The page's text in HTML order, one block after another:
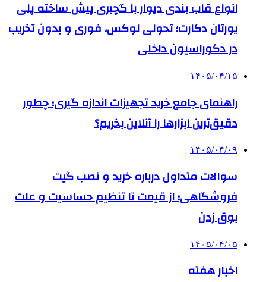
انواع قاب بندی دیوار با گچبری پیش ساخته پلی
یورتان دکارت؛ تحولی لوکس، فوری و بدون تخریب
در دکوراسیون داخلی
۱۴۰۵/۰۴/۱۵
راهنمای جامع خرید تجهیزات اندازه گیری؛ چطور
دقیق‌ترین ابزارها را آنلاین بخریم؟
۱۴۰۵/۰۴/۰۹
سوالات متداول درباره خرید و نصب گیت
فروشگاهی؛ از قیمت تا تنظیم حساسیت و علت
بوق زدن
۱۴۰۵/۰۴/۰۵
اخبار هفته